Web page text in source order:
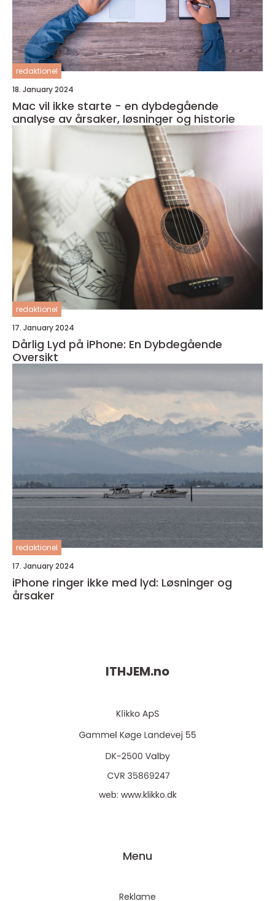
redaktionel
18. January 2024
Mac vil ikke starte - en dybdegående
analyse av årsaker, løsninger og historie
redaktionel
17. January 2024
Dårlig Lyd på iPhone: En Dybdegående
Oversikt
redaktionel
17. January 2024
iPhone ringer ikke med lyd: Løsninger og
årsaker
ITHJEM.no
web: www.klikko.dk
Menu
Reklame